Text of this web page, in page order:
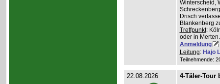
Winterscheid,
Drisch
Blankenberg
Treffpunkt:
oder in
Anmeldung
Leitung: Hajo
Teilnehmende:
22.08.2026 4-Täler-Tour